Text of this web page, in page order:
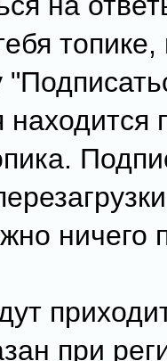
топике,
находится
ничего
при